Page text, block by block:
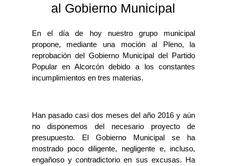
al Gobierno Municipal
En el día de hoy nuestro grupo municipal
propone, mediante una moción al Pleno, la
reprobación del Gobierno Municipal del Partido
Popular en Alcorcón debido a los constantes
incumplimientos en tres materias.
Han pasado casi dos meses del año 2016 y aún
no disponemos del necesario proyecto de
presupuesto. El Gobierno Municipal se ha
mostrado poco diligente, negligente e, incluso,
engañoso y contradictorio en sus excusas. Ha